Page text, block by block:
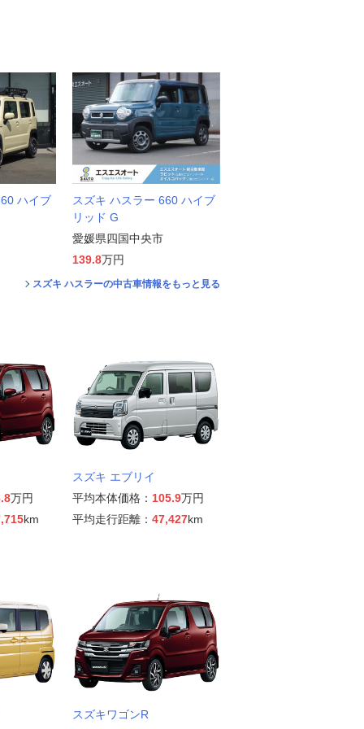
ハイブ
スズキ ハスラー 660 ハイブ
リッド G
愛媛県四国中央市
139.8万円
スズキ ハスラーの中古車情報をもっと見る
万円
km
スズキ エブリイ
平均本体価格： 105.9万円
平均走行距離： 47,427km
スズキワゴンR